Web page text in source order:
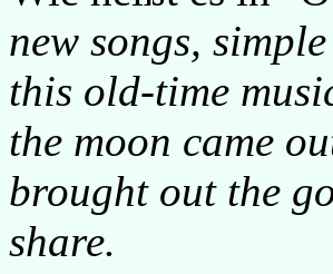
new songs,
this old-time
the moon came
brought out the
share.